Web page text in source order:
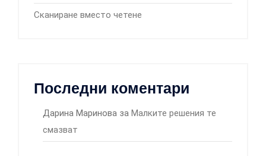
Сканиране вместо четене
Последни коментари
Дарина Маринова за Малките решения те
смазват